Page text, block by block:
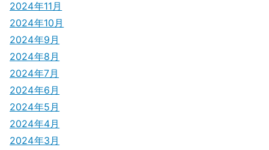
2024年11月
2024年10月
2024年9月
2024年8月
2024年7月
2024年6月
2024年5月
2024年4月
2024年3月